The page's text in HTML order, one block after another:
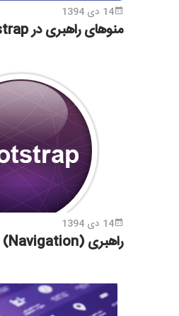
14 دی 1394
منوهای راهبری در Bootstrap
14 دی 1394
راهبری (Navigation) در Bootstrap